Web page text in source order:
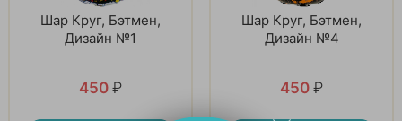
Шар Круг, Бэтмен,
Дизайн №1
450 ₽
Шар Круг, Бэтмен,
Дизайн №4
450 ₽